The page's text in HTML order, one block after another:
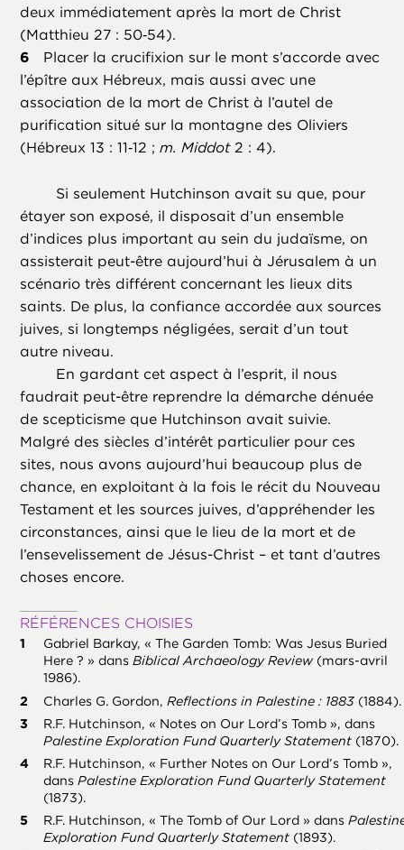
deux immédiatement après la mort de Christ
(Matthieu 27 : 50‑54).
Placer la crucifixion sur le mont s’accorde avec
l’épître aux Hébreux, mais aussi avec une
association de la mort de Christ à l’autel de
purification situé sur la montagne des Oliviers
(Hébreux 13 : 11‑12 ;m. Middot2 : 4).
Si seulement Hutchinson avait su que, pour
étayer son exposé, il disposait d’un ensemble
d’indices plus important au sein du judaïsme, on
assisterait peut-être aujourd’hui à Jérusalem à un
scénario très différent concernant les lieux dits
saints. De plus, la confiance accordée aux sources
juives, si longtemps négligées, serait d’un tout
autre niveau.
En gardant cet aspect à l’esprit, il nous
faudrait peut-être reprendre la démarche dénuée
de scepticisme que Hutchinson avait suivie.
Malgré des siècles d’intérêt particulier pour ces
sites, nous avons aujourd’hui beaucoup plus de
chance, en exploitant à la fois le récit du Nouveau
Testament et les sources juives, d’appréhender les
circonstances, ainsi que le lieu de la mort et de
l’ensevelissement de Jésus-Christ – et tant d’autres
choses encore.
RÉFÉRENCES CHOISIES
Gabriel Barkay, « The Garden Tomb: Was Jesus Buried
Here ? » dans Biblical Archaeology Review(mars-avril
1986).
Charles G. Gordon, Reflections in Palestine : 1883(1884).
R.F. Hutchinson, « Notes on Our Lord’s Tomb », dans
Palestine Exploration Fund Quarterly Statement(1870).
R.F. Hutchinson, « Further Notes on Our Lord’s Tomb »,
dans Palestine Exploration Fund Quarterly Statement
(1873).
R.F. Hutchinson, « The Tomb of Our Lord » dans
Exploration Fund Quarterly Statement(1893).